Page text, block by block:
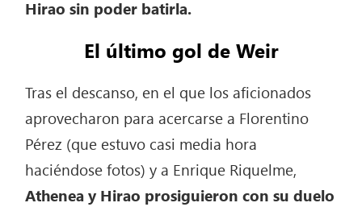
Hirao sin poder batirla.
El último gol de Weir
Tras el descanso, en el que los aficionados
aprovecharon para acercarse a Florentino
Pérez (que estuvo casi media hora
haciéndose fotos) y a Enrique Riquelme,
Athenea y Hirao prosiguieron con su duelo